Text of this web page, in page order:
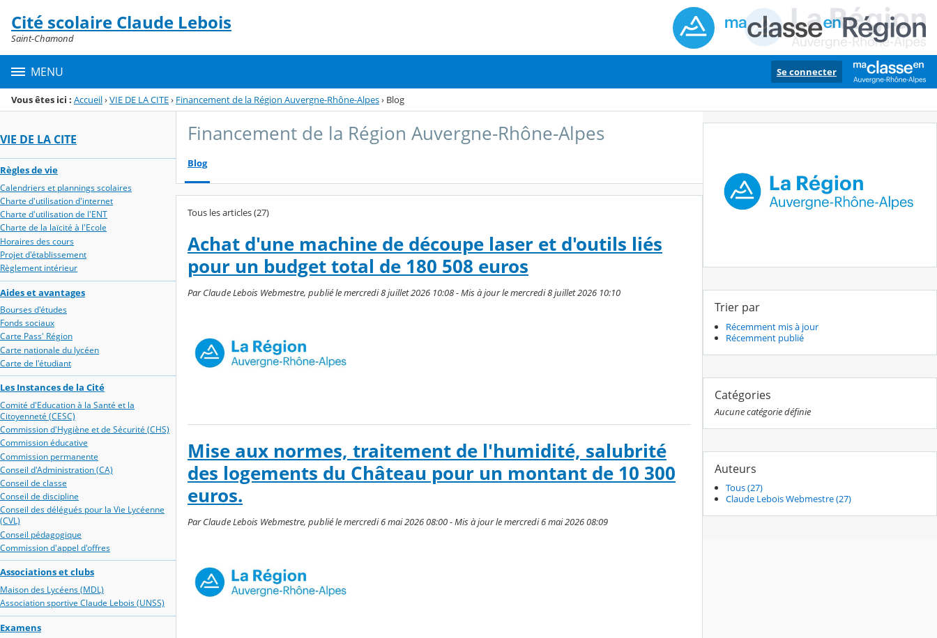
Menu de la rubrique
Contenu
Cité scolaire Claude Lebois
Saint-Chamond
MENU Se connecter
Vous êtes ici : Accueil›VIE DE LA CITE› Financement de la Région Auvergne-Rhône-Alpes› Blog
VIE DE LA CITE
Règles de vie
Calendriers et plannings scolaires
Charte d'utilisation d'internet
Charte d'utilisation de l'ENT
Charte de la laïcité à l'Ecole
Horaires des cours
Projet d'établissement
Règlement intérieur
Aides et avantages
Bourses d'études
Fonds sociaux
Carte Pass' Région
Carte nationale du lycéen
Carte de l'étudiant
Les Instances de la Cité
Comité d'Education à la Santé et la
Citoyenneté (CESC)
Commission d'Hygiène et de Sécurité (CHS)
Commission éducative
Commission permanente
Conseil d'Administration (CA)
Conseil de classe
Conseil de discipline
Conseil des délégués pour la Vie Lycéenne
(CVL)
Conseil pédagogique
Commission d'appel d'offres
Associations et clubs
Maison des Lycéens (MDL)
Association sportive Claude Lebois (UNSS)
Examens
Financement de la Région Auvergne-Rhône-Alpes
Blog
Tous les articles (27)
Achat d'une machine de découpe laser et d'outils liés
pour un budget total de 180 508 euros
Par Claude Lebois Webmestre, publié le mercredi 8 juillet 2026 10:08 - Mis à jour le mercredi 8 juillet 2026 10:10
Mise aux normes, traitement de l'humidité, salubrité
des logements du Château pour un montant de 10 300
euros.
Par Claude Lebois Webmestre, publié le mercredi 6 mai 2026 08:00 - Mis à jour le mercredi 6 mai 2026 08:09
Trier par
Récemment mis à jour
Récemment publié
Catégories
Aucune catégorie définie
Auteurs
Tous (27)
Claude Lebois Webmestre (27)